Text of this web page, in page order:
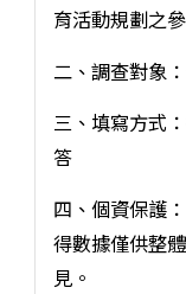
育活動規劃之
二、調查對象
三、填寫方式
答
四、個資保護
得數據僅供整
見。